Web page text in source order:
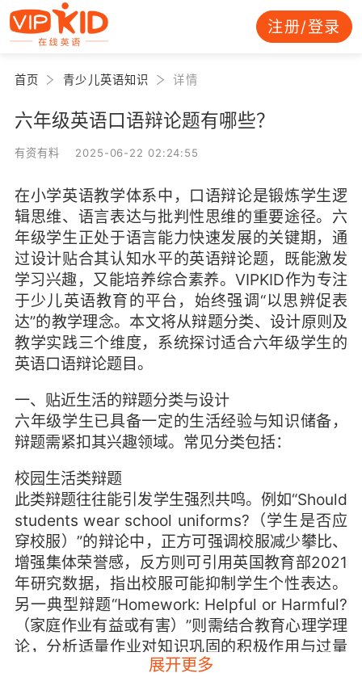
注册/登录
首页 青少儿英语知识 详情
六年级英语口语辩论题有哪些？
有资有料 2025-06-22 02:24:55
在小学英语教学体系中，口语辩论是锻炼学生逻
辑思维、语言表达与批判性思维的重要途径。六
年级学生正处于语言能力快速发展的关键期，通
过设计贴合其认知水平的英语辩论题，既能激发
学习兴趣，又能培养综合素养。VIPKID作为专注
于少儿英语教育的平台，始终强调“以思辨促表
达”的教学理念。本文将从辩题分类、设计原则及
教学实践三个维度，系统探讨适合六年级学生的
英语口语辩论题目。
一、贴近生活的辩题分类与设计
六年级学生已具备一定的生活经验与知识储备，
辩题需紧扣其兴趣领域。常见分类包括：
校园生活类辩题
此类辩题往往能引发学生强烈共鸣。例如“Should
students wear school uniforms?（学生是否应
穿校服）”的辩论中，正方可强调校服减少攀比、
增强集体荣誉感，反方则可引用英国教育部2021
年研究数据，指出校服可能抑制学生个性表达。
另一典型辩题“Homework: Helpful or Harmful?
（家庭作业有益或有害）”则需结合教育心理学理
论，分析适量作业对知识巩固的积极作用与过量
展开更多